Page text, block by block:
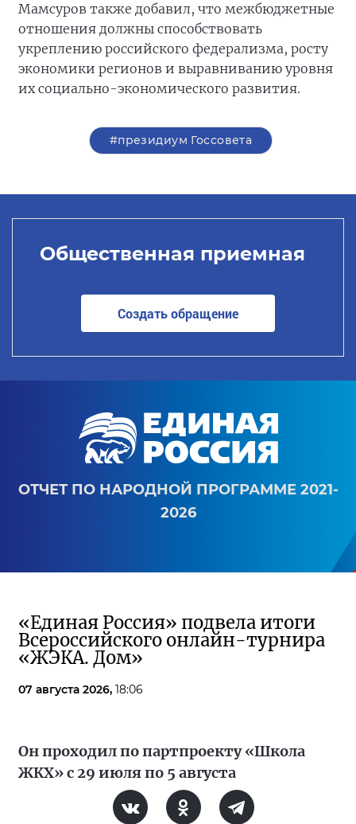
Мамсуров также добавил, что межбюджетные
отношения должны способствовать
укреплению российского федерализма, росту
экономики регионов и выравниванию уровня
их социально-экономического развития.
#президиум Госсовета
Общественная приемная
Создать обращение
ОТЧЕТ ПО НАРОДНОЙ ПРОГРАММЕ 2021-
2026
«Единая Россия» подвела итоги
Всероссийского онлайн-турнира
«ЖЭКА. Дом»
07 августа 2026, 18:06
Он проходил по партпроекту «Школа
ЖКХ» с 29 июля по 5 августа